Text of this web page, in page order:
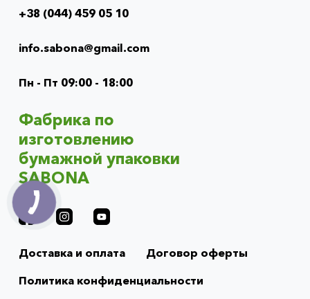
+38 (044) 459 05 10
info.sabona@gmail.com
Пн - Пт 09:00 - 18:00
Фабрика по
изготовлению
бумажной упаковки
SABONA
menu
Доставка и оплата
Договор оферты
Политика конфиденциальности